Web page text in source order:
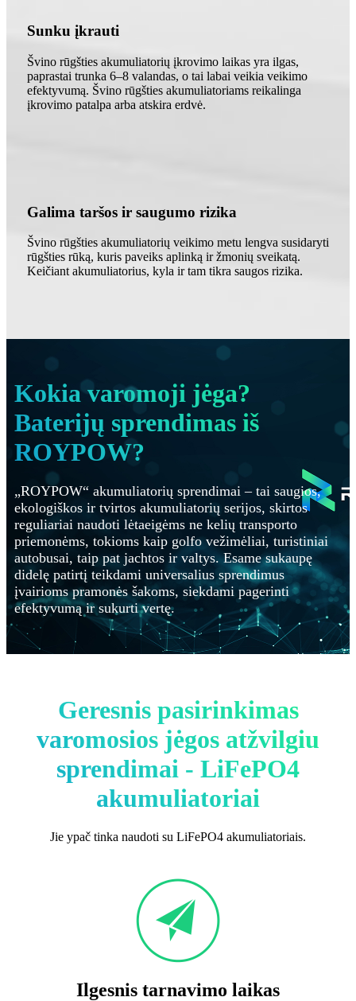
Sunku įkrauti
Švino rūgšties akumuliatorių įkrovimo laikas yra ilgas,
paprastai trunka 6–8 valandas, o tai labai veikia veikimo
efektyvumą. Švino rūgšties akumuliatoriams reikalinga
įkrovimo patalpa arba atskira erdvė.
Galima taršos ir saugumo rizika
Švino rūgšties akumuliatorių veikimo metu lengva susidaryti
rūgšties rūką, kuris paveiks aplinką ir žmonių sveikatą.
Keičiant akumuliatorius, kyla ir tam tikra saugos rizika.
Kokia varomoji jėga?
Baterijų sprendimas iš
ROYPOW?
„ROYPOW“ akumuliatorių sprendimai – tai saugios,
ekologiškos ir tvirtos akumuliatorių serijos, skirtos
reguliariai naudoti lėtaeigėms ne kelių transporto
priemonėms, tokioms kaip golfo vežimėliai, turistiniai
autobusai, taip pat jachtos ir valtys. Esame sukaupę
didelę patirtį teikdami universalius sprendimus
įvairioms pramonės šakoms, siekdami pagerinti
efektyvumą ir sukurti vertę.
Geresnis pasirinkimas
varomosios jėgos atžvilgiu
sprendimai - LiFePO4
akumuliatoriai
Jie ypač tinka naudoti su LiFePO4 akumuliatoriais.
Ilgesnis tarnavimo laikas